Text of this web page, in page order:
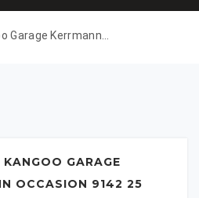
Garage Kerrmann...
KANGOO GARAGE
OCCASION 9142 25